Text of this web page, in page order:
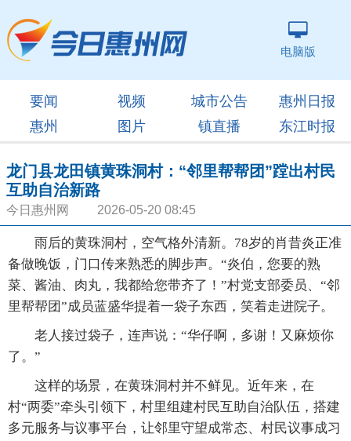
电脑版
要闻 视频 城市公告
惠州日报
惠州
图片 镇直播 东江时报
龙门县龙田镇黄珠洞村：“邻里帮帮团”蹚出村民
互助自治新路
今日惠州网 2026-05-20 08:45
雨后的黄珠洞村，空气格外清新。78岁的肖昔炎正准
备做晚饭，门口传来熟悉的脚步声。“炎伯，您要的熟
菜、酱油、肉丸，我都给您带齐了！”村党支部委员、“邻
里帮帮团”成员蓝盛华提着一袋子东西，笑着走进院子。
老人接过袋子，连声说：“华仔啊，多谢！又麻烦你
了。”
这样的场景，在黄珠洞村并不鲜见。近年来，在
村“两委”牵头引领下，村里组建村民互助自治队伍，搭建
多元服务与议事平台，让邻里守望成常态、村民议事成习